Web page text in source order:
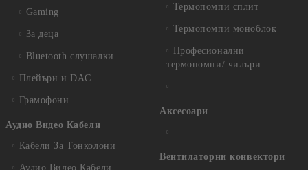
Gaming
За деца
Bluetooth слушалки
Плейъри и DAC
Грамофони
Аудио Видео Кабели
Кабели За Тонколони
Аудио Видео Кабели
Термопомпи сплит
Термопомпи моноблок
Професионални
термопомпи/ чилъри
Аксесоари
Вентилаторни конвектори